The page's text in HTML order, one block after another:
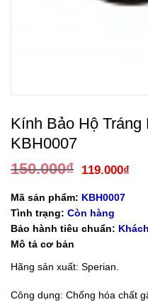
Kính Bảo Hộ Tráng
KBH0007
150.000₫
Giá
gốc
150.000₫.
119.000₫Giá
hiện
Mã sản phẩm: KBH0007
Tình trạng: Còn hàng
Bảo hành tiêu chuẩn:
Mô tả cơ bản
Hãng sản xuất: Sperian.
Công dụng: Chống hóa chất